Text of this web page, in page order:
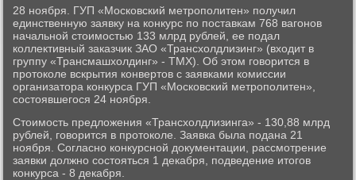
28 ноября. ГУП «Московский метрополитен» получил
единственную заявку на конкурс по поставкам 768 вагонов
начальной стоимостью 133 млрд рублей, ее подал
коллективный заказчик ЗАО «Трансхолдлизинг» (входит в
группу «Трансмашхолдинг» - ТМХ). Об этом говорится в
протоколе вскрытия конвертов с заявками комиссии
организатора конкурса ГУП «Московский метрополитен»,
состоявшегося 24 ноября.
Стоимость предложения «Трансхолдлизинга» - 130,88 млрд
рублей, говорится в протоколе. Заявка была подана 21
ноября. Согласно конкурсной документации, рассмотрение
заявки должно состояться 1 декабря, подведение итогов
конкурса - 8 декабря.